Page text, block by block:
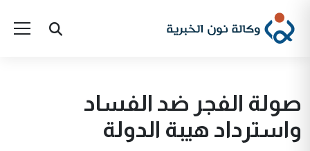
صولة الفجر ضد الفساد
واسترداد هيبة الدولة